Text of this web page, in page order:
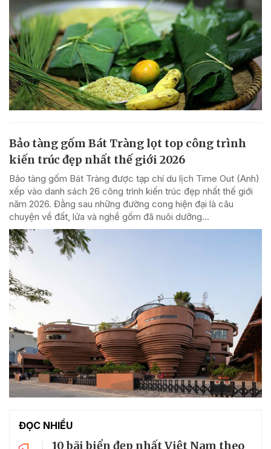
Bảo tàng gốm Bát Tràng lọt top công trình
kiến trúc đẹp nhất thế giới 2026
Bảo tàng gốm Bát Tràng được tạp chí du lịch Time Out (Anh)
xếp vào danh sách 26 công trình kiến trúc đẹp nhất thế giới
năm 2026. Đằng sau những đường cong hiện đại là câu
chuyện về đất, lửa và nghề gốm đã nuôi dưỡng...
ĐỌC NHIỀU
10 bãi biển đẹp nhất Việt Nam theo